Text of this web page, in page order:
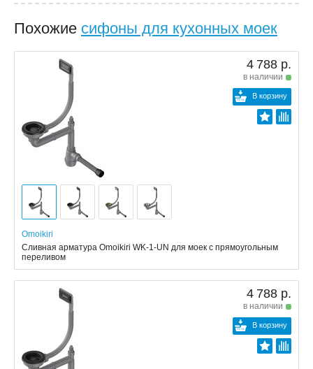
Похожие сифоны для кухонных моек
4 788 р.
в наличии
В корзину
Omoikiri
Сливная арматура Omoikiri WK-1-UN для моек с прямоугольным
переливом
4 788 р.
в наличии
В корзину